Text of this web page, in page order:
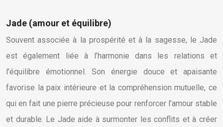
Jade (amour et équilibre)
Souvent associée à la prospérité et à la sagesse, le Jade
est également liée à l’harmonie dans les relations et
l’équilibre émotionnel. Son énergie douce et apaisante
favorise la paix intérieure et la compréhension mutuelle, ce
qui en fait une pierre précieuse pour renforcer l’amour stable
et durable. Le Jade aide à surmonter les conflits et à créer